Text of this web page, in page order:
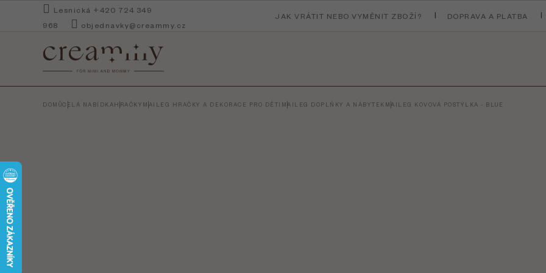
Lesnická +420 724 349
968
objednavky@creammy.cz
JAK VRÁTIT NEBO VYMĚNIT ZBOŽÍ? DOPRAVA A PLATBA
DOMŮCELÁ NABÍDKAHRAČKY MAILEG HRAČKY A DEKORACE PRO DĚTI MAILEG DOPLŇKY A NÁBYTEK MAILEG KOVOVÁ POSTÝLKA - BLUE